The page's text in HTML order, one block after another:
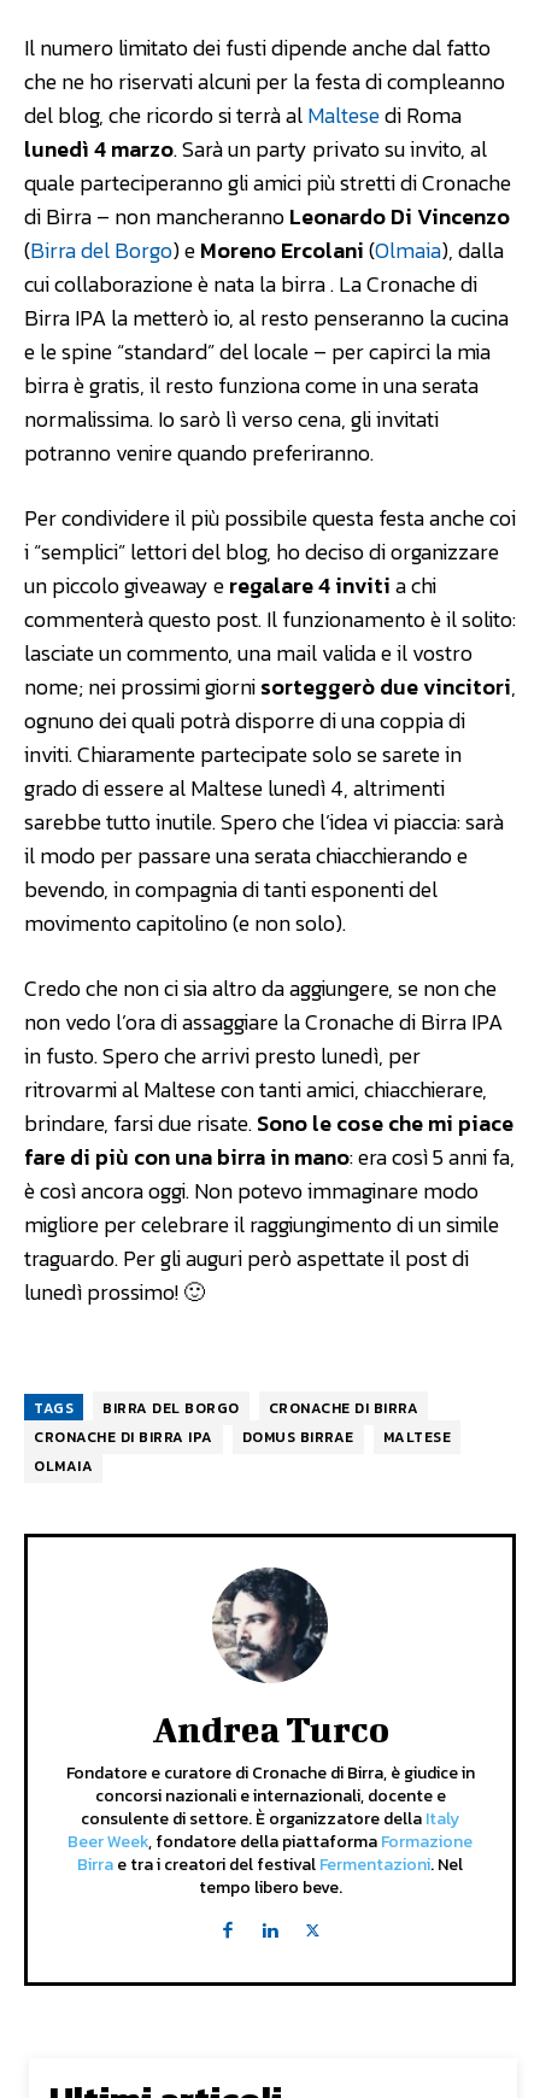
Il numero limitato dei fusti dipende anche dal fatto
che ne ho riservati alcuni per la festa di compleanno
del blog, che ricordo si terrà alMaltesedi Roma
lunedì 4 marzo. Sarà un party privato su invito, al
quale parteciperanno gli amici più stretti di Cronache
di Birra – non mancherannoLeonardo Di Vincenzo
(Birra del Borgo) eMoreno Ercolani(Olmaia), dalla
cui collaborazione è nata la birra . La Cronache di
Birra IPA la metterò io, al resto penseranno la cucina
e le spine “standard” del locale – per capirci la mia
birra è gratis, il resto funziona come in una serata
normalissima. Io sarò lì verso cena, gli invitati
potranno venire quando preferiranno.
Per condividere il più possibile questa festa anche coi
i “semplici” lettori del blog, ho deciso di organizzare
un piccolo giveaway eregalare 4 invitia chi
commenterà questo post. Il funzionamento è il solito:
lasciate un commento, una mail valida e il vostro
nome; nei prossimi giornisorteggerò due vincitori,
ognuno dei quali potrà disporre di una coppia di
inviti. Chiaramente partecipate solo se sarete in
grado di essere al Maltese lunedì 4, altrimenti
sarebbe tutto inutile. Spero che l’idea vi piaccia: sarà
il modo per passare una serata chiacchierando e
bevendo, in compagnia di tanti esponenti del
movimento capitolino (e non solo).
Credo che non ci sia altro da aggiungere, se non che
non vedo l’ora di assaggiare la Cronache di Birra IPA
in fusto. Spero che arrivi presto lunedì, per
ritrovarmi al Maltese con tanti amici, chiacchierare,
brindare, farsi due risate.Sono le cose che mi piace
fare di più con una birra in mano: era così 5 anni fa,
è così ancora oggi. Non potevo immaginare modo
migliore per celebrare il raggiungimento di un simile
traguardo. Per gli auguri però aspettate il post di
lunedì prossimo! 🙂
TAGS BIRRA DEL BORGO
CRONACHE DI BIRRA
CRONACHE DI BIRRA IPA
DOMUS BIRRAE
MALTESE
OLMAIA
Andrea Turco
Fondatore e curatore di Cronache di Birra, è giudice in
concorsi nazionali e internazionali, docente e
consulente di settore. È organizzatore dellaItaly
Beer Week, fondatore della piattaformaFormazione
Birrae tra i creatori del festivalFermentazioni. Nel
tempo libero beve.